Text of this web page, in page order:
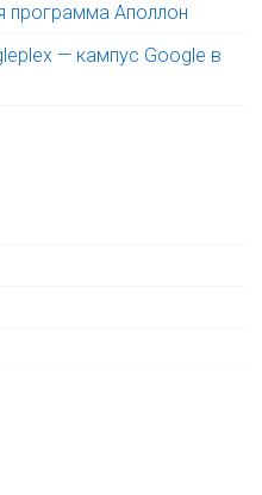
программа Аполлон
— кампус Google в